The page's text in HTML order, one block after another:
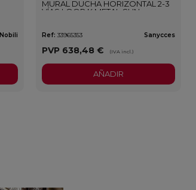
Nobili
MURAL DUCHA HORIZONTAL 2-3
VÍAS LOOP K METAL GUN
Ref: 33965353 Sanycces
PVP 638,48 € (IVA incl.)
AÑADIR